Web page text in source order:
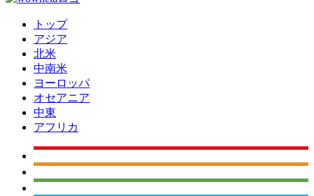
トップ
アジア
北米
中南米
ヨーロッパ
オセアニア
中東
アフリカ